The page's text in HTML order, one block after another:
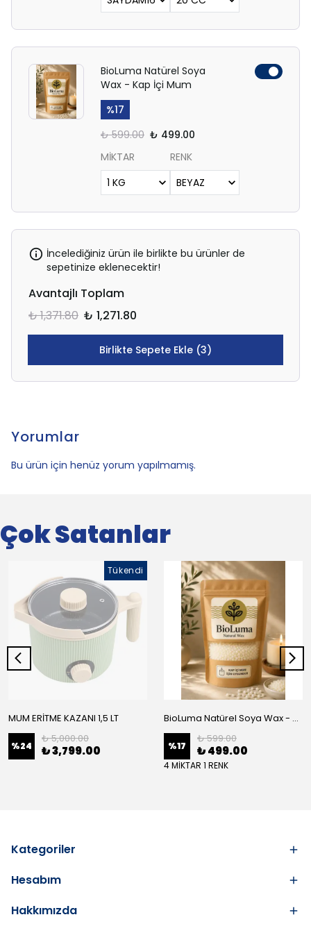
BioLuma Natürel Soya
Wax - Kap İçi Mum
%17
₺ 599.00 ₺ 499.00
MİKTAR
RENK
İncelediğiniz ürün ile birlikte bu ürünler de
sepetinize eklenecektir!
Avantajlı Toplam
₺ 1,371.80 ₺ 1,271.80
Birlikte Sepete Ekle (3)
Yorumlar
Bu ürün için henüz yorum yapılmamış.
Çok Satanlar
Tükendi
MUM ERİTME KAZANI 1,5 LT
%24
₺ 5,000.00
₺ 3,799.00
BioLuma Natürel Soya Wax - Kap İçi Mum
%17
₺ 599.00
₺ 499.00
4 MİKTAR 1 RENK
Kategoriler
Hesabım
Hakkımızda